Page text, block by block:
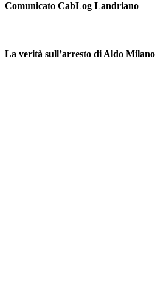
Comunicato CabLog Landriano
La verità sull’arresto di Aldo Milano